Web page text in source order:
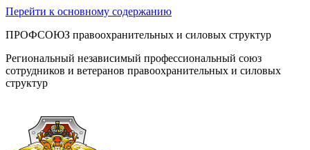
Перейти к основному содержанию
ПРОФСОЮЗ правоохранительных и силовых структур
Региональный независимый профессиональный союз
сотрудников и ветеранов правоохранительных и силовых
структур